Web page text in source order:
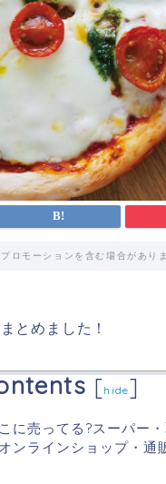
ロモーションを含む場合があり
とめました！
[hide]
に売ってる?スーパー
ンラインショップ・